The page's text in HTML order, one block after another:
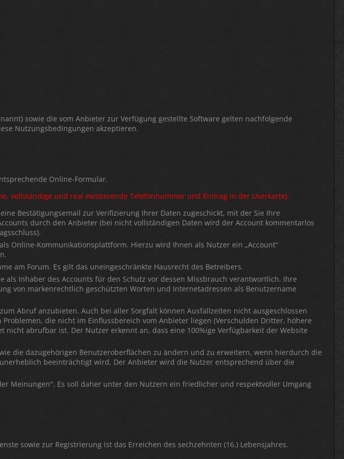
sowie die vom Anbieter zur Verfügung gestellte Software gelten nachfolgende
Nutzungsbedingungen akzeptieren.
Online-Formular.
vollständige und real existierende Telefonnummer und Eintrag in der Userkarte).
Bestätigungsemail zur Verifizierung Ihrer Daten zugeschickt, mit der Sie Ihre
durch den Anbieter (bei nicht vollständigen Daten wird der Account kommentarlos
Online-Kommunikationsplattform. Hierzu wird Ihnen als Nutzer ein „Account“
am Forum. Es gilt das uneingeschränkte Hausrecht des Betreibers.
Inhaber des Accounts für den Schutz vor dessen Missbrauch verantwortlich. Ihre
von markenrechtlich geschützten Worten und Internetadressen als Benutzername
Abruf anzubieten. Auch bei aller Sorgfalt können Ausfallzeiten nicht ausgeschlossen
die nicht im Einflussbereich vom Anbieter liegen (Verschulden Dritter, höhere
abrufbar ist. Der Nutzer erkennt an, dass eine 100%ige Verfügbarkeit der Website
die dazugehörigen Benutzeroberflächen zu ändern und zu erweitern, wenn hierdurch die
beeinträchtigt wird. Der Anbieter wird die Nutzer entsprechend über die
Meinungen". Es soll daher unter den Nutzern ein friedlicher und respektvoller Umgang
sowie zur Registrierung ist das Erreichen des sechzehnten (16.) Lebensjahres.